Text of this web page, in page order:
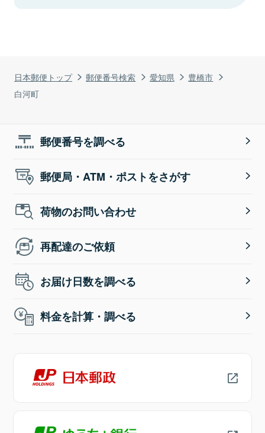
日本郵便トップ 郵便番号検索 愛知県
豊橋市
白河町
郵便番号を調べる
郵便局・ATM・ポストをさがす
荷物のお問い合わせ
再配達のご依頼
お届け日数を調べる
料金を計算・調べる